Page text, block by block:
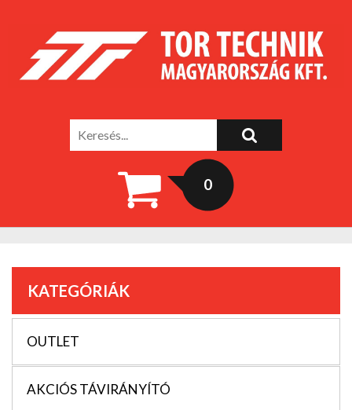
0
KATEGÓRIÁK
OUTLET
AKCIÓS TÁVIRÁNYÍTÓ